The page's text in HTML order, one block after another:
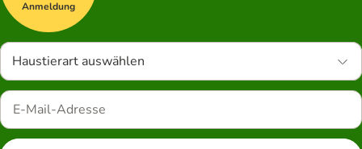
Anmeldung
Haustierart auswählen